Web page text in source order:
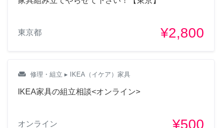
東京都 ¥2,800
weekend 修理・組立 ▸ IKEA（イケア）家具
IKEA家具の組立相談<オンライン>
オンライン ¥500